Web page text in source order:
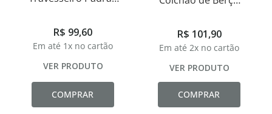
R$ 99,60
Em até 1x no cartão
VER PRODUTO
COMPRAR
R$ 101,90
Em até 2x no cartão
VER PRODUTO
COMPRAR